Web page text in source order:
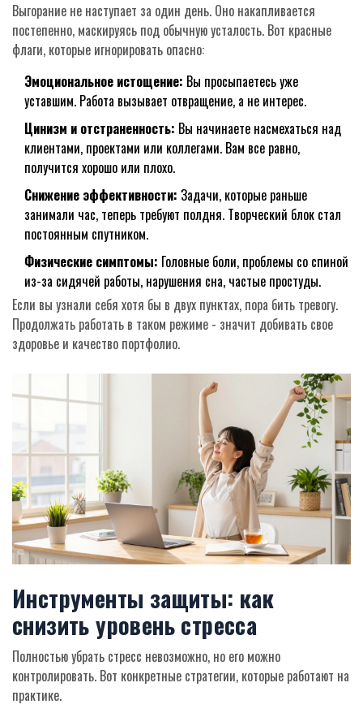
Выгорание не наступает за один день. Оно накапливается
постепенно, маскируясь под обычную усталость. Вот красные
флаги, которые игнорировать опасно:
Эмоциональное истощение: Вы просыпаетесь уже
уставшим. Работа вызывает отвращение, а не интерес.
Цинизм и отстраненность: Вы начинаете насмехаться над
клиентами, проектами или коллегами. Вам все равно,
получится хорошо или плохо.
Снижение эффективности: Задачи, которые раньше
занимали час, теперь требуют полдня. Творческий блок стал
постоянным спутником.
Физические симптомы: Головные боли, проблемы со спиной
из-за сидячей работы, нарушения сна, частые простуды.
Если вы узнали себя хотя бы в двух пунктах, пора бить тревогу.
Продолжать работать в таком режиме - значит добивать свое
здоровье и качество портфолио.
Инструменты защиты: как
снизить уровень стресса
Полностью убрать стресс невозможно, но его можно
контролировать. Вот конкретные стратегии, которые работают на
практике.